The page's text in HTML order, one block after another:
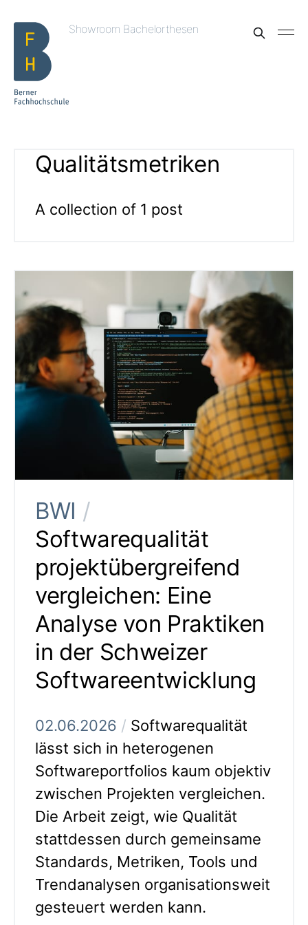
Showroom Bachelorthesen
Qualitätsmetriken
A collection of 1 post
BWI /
Softwarequalität
projektübergreifend
vergleichen: Eine
Analyse von Praktiken
in der Schweizer
Softwareentwicklung
02.06.2026 / Softwarequalität
lässt sich in heterogenen
Softwareportfolios kaum objektiv
zwischen Projekten vergleichen.
Die Arbeit zeigt, wie Qualität
stattdessen durch gemeinsame
Standards, Metriken, Tools und
Trendanalysen organisationsweit
gesteuert werden kann.